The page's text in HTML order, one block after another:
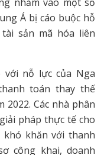
Á bị cáo buộc hỗ
sản mã hóa liên
với nỗ lực của Nga
toán thay thế
2022. Các nhà phân
pháp thực tế cho
khó khăn với thanh
công khai, doanh